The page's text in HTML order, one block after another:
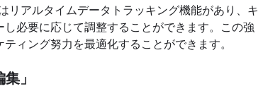
リアルタイムデータトラッキング機能があり、キ
し必要に応じて調整することができます。この強
ィング努力を最適化することができます。
」